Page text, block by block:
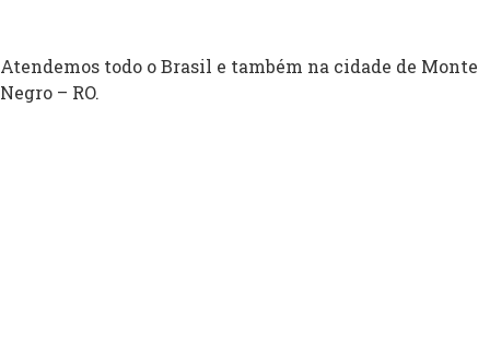
Atendemos todo o Brasil e também na cidade de Monte
Negro – RO.